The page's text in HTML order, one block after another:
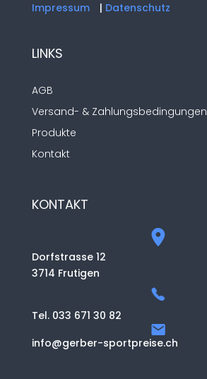
Impressum
| Datenschutz
LINKS
AGB
Versand- & Zahlungsbedingungen
Produkte
Kontakt
KONTAKT
Dorfstrasse 12
3714 Frutigen
Tel. 033 671 30 82
info@gerber-sportpreise.ch